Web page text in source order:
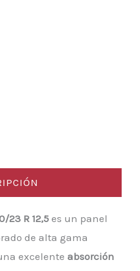
23 R 12,5 es un panel
de alta gama
excelente absorción